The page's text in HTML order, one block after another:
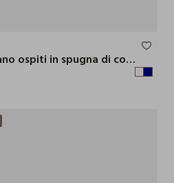
Asciugamano ospiti in spugna di cotone